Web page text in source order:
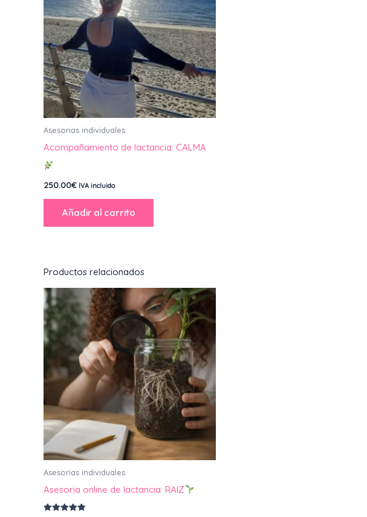
Asesorias individuales
Acompañamiento de lactancia: CALMA
250.00€ IVA incluido
Añadir al carrito
Productos relacionados
Asesorias individuales
Asesoria online de lactancia: RAIZ